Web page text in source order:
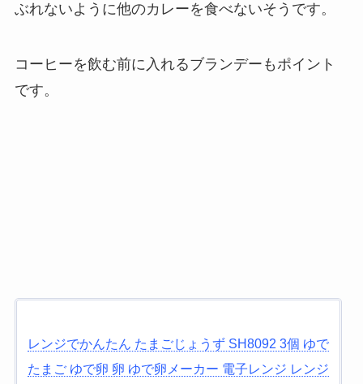
ぶれないように他のカレーを食べないそうです。
コーヒーを飲む前に入れるブランデーもポイント
です。
レンジでかんたん たまごじょうず SH8092 3個 ゆで
たまご ゆで卵 卵 ゆで卵メーカー 電子レンジ レンジ